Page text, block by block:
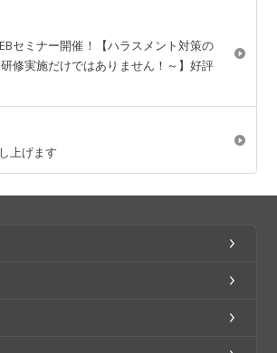
セミナー開催！【ハラスメント対策の
修実施だけではありません！～】好評
上げます